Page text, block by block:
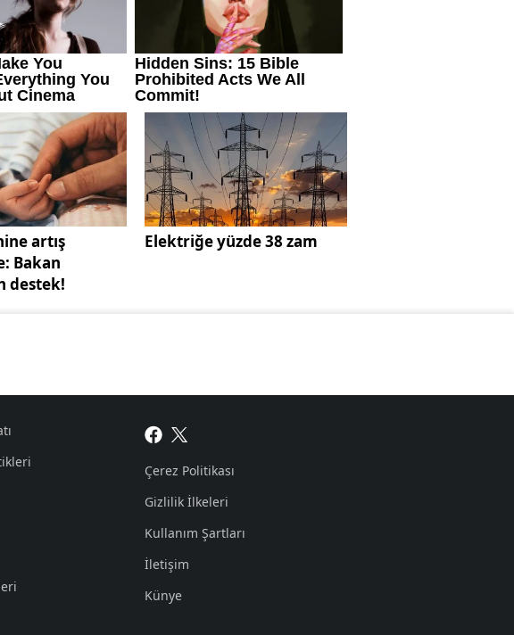
artış
Bakan
destek!
Elektriğe yüzde 38 zam
Çerez Politikası
Gizlilik İlkeleri
Kullanım Şartları
İletişim
Künye